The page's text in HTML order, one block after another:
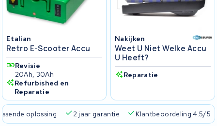
Etalian
Retro E-Scooter Accu
Revisie
20Ah, 30Ah
Refurbished en
Reparatie
Nakijken
Weet U Niet Welke Accu
U Heeft?
Reparatie
oplossing 2 jaar garantie Klantbeoordeling 4.5/5